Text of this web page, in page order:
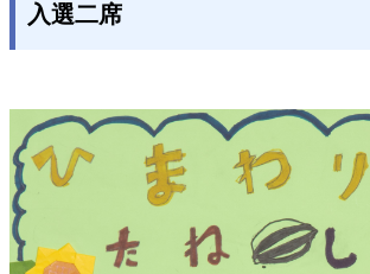
入選二席